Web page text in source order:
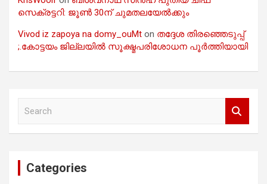
സെക്രട്ടറി: ജൂൺ 30ന് ചുമതലയേൽക്കും
Vivod iz zapoya na domy_ouMt on തദ്ദേശ തിരഞ്ഞെടുപ്പ്
;.കോട്ടയം ജില്ലയിൽ സൂക്ഷ്മപരിശോധന പൂർത്തിയായി
Categories